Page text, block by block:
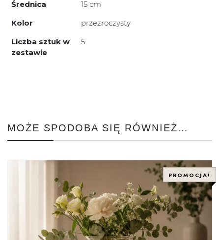
Średnica
15 cm
Kolor
przezroczysty
Liczba sztuk w
zestawie
5
MOŻE SPODOBA SIĘ RÓWNIEŻ…
PROMOCJA!